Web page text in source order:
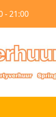
- 21:00